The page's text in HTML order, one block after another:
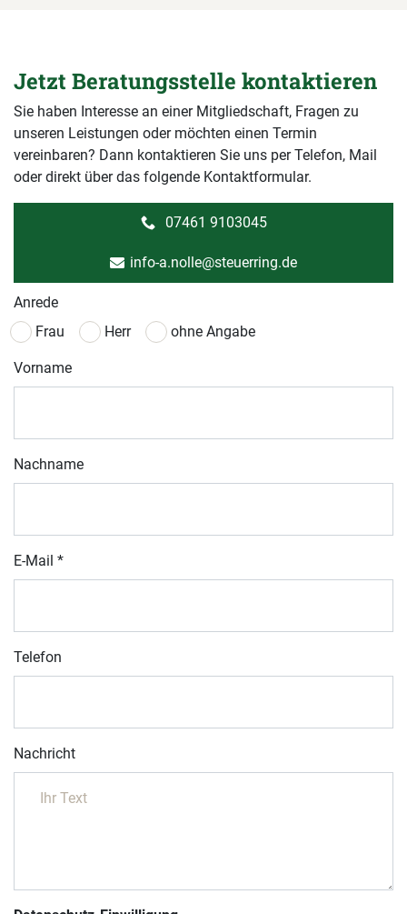
Jetzt Beratungsstelle kontaktieren
Sie haben Interesse an einer Mitgliedschaft, Fragen zu
unseren Leistungen oder möchten einen Termin
vereinbaren? Dann kontaktieren Sie uns per Telefon, Mail
oder direkt über das folgende Kontaktformular.
07461 9103045
info-a.nolle@steuerring.de
Anrede
Frau
Herr ohne Angabe
Vorname
Nachname
E-Mail *
Telefon
Nachricht